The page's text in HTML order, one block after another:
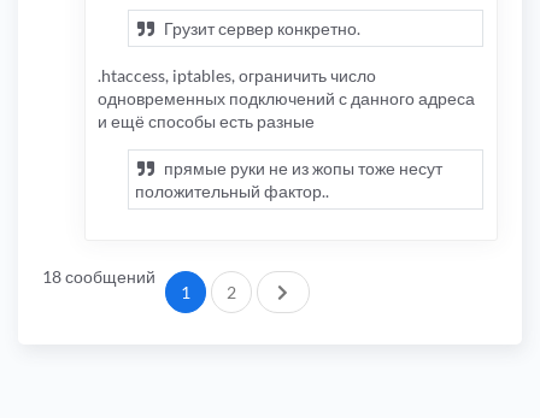
Грузит сервер конкретно.
.htaccess, iptables, ограничить число
одновременных подключений с данного адреса
и ещё способы есть разные
прямые руки не из жопы тоже несут
положительный фактор..
18 сообщений
1 2 След.